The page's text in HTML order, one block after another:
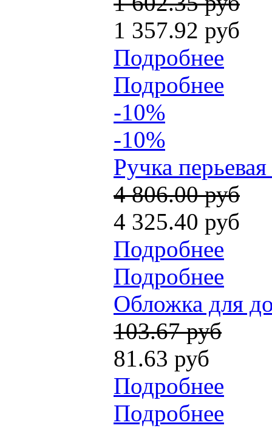
1 357.92 руб
Подробнее
Подробнее
-10%
-10%
Ручка
4 806.00 руб
4 325.40 руб
Подробнее
Подробнее
Обложка для
103.67 руб
81.63 руб
Подробнее
Подробнее